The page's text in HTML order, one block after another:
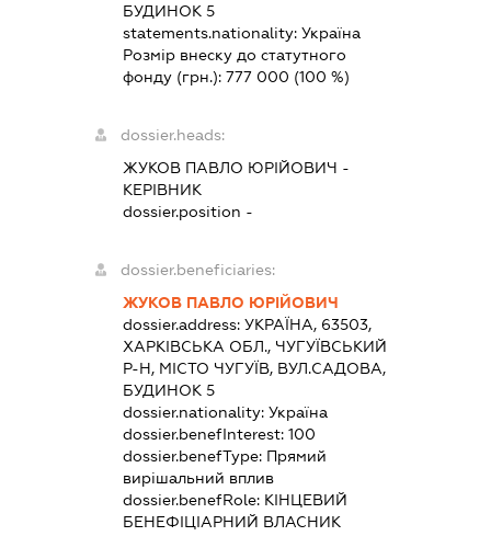
БУДИНОК 5
statements.nationality: Україна
Розмір внеску до статутного
фонду (грн.): 777 000 (100 %)
dossier.heads:
ЖУКОВ ПАВЛО ЮРІЙОВИЧ -
КЕРІВНИК
dossier.position -
dossier.beneficiaries:
ЖУКОВ ПАВЛО ЮРІЙОВИЧ
dossier.address: УКРАЇНА, 63503,
ХАРКІВСЬКА ОБЛ., ЧУГУЇВСЬКИЙ
Р-Н, МІСТО ЧУГУЇВ, ВУЛ.САДОВА,
БУДИНОК 5
dossier.nationality: Україна
dossier.benefInterest: 100
dossier.benefType: Прямий
вирішальний вплив
dossier.benefRole: КІНЦЕВИЙ
БЕНЕФІЦІАРНИЙ ВЛАСНИК